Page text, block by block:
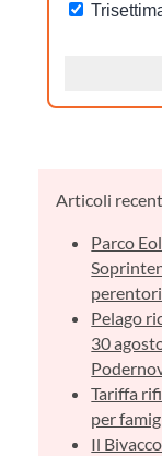
Articoli
Parco
Pelago
30
Tariffa
per
Il